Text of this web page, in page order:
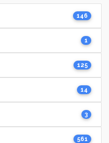
146
1
125
14
3
561